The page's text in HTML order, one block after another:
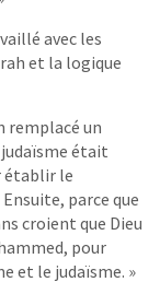
avec les
et la logique
remplacé un
était
établir le
parce que
croient que Dieu
pour
et le judaïsme. »